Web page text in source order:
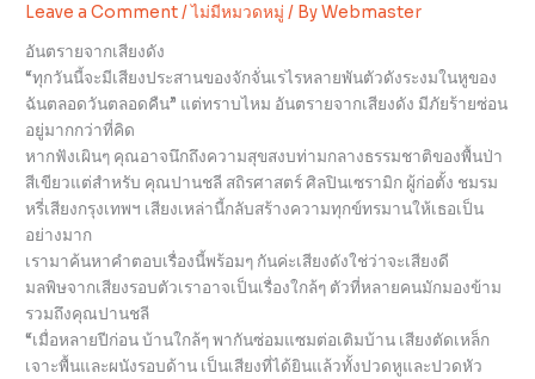
Leave a Comment/ไม่มีหมวดหมู่ / ByWebmaster
อันตรายจากเสียงดัง
“ทุกวันนี้จะมีเสียงประสานของจักจั่นเรไรหลายพันตัวดังระงมในหูของ
ฉันตลอดวันตลอดคืน” แต่ทราบไหม อันตรายจากเสียงดัง มีภัยร้ายซ่อน
อยู่มากกว่าที่คิด
หากฟังเผินๆ คุณอาจนึกถึงความสุขสงบท่ามกลางธรรมชาติของพื้นป่า
สีเขียวแต่สำหรับ คุณปานชลี สถิรศาสตร์ ศิลปินเซรามิก ผู้ก่อตั้ง ชมรม
หรี่เสียงกรุงเทพฯ เสียงเหล่านี้กลับสร้างความทุกข์ทรมานให้เธอเป็น
อย่างมาก
เรามาค้นหาคำตอบเรื่องนี้พร้อมๆ กันค่ะเสียงดังใช่ว่าจะเสียงดี
มลพิษจากเสียงรอบตัวเราอาจเป็นเรื่องใกล้ๆ ตัวที่หลายคนมักมองข้าม
รวมถึงคุณปานชลี
“เมื่อหลายปีก่อน บ้านใกล้ๆ พากันซ่อมแซมต่อเติมบ้าน เสียงตัดเหล็ก
เจาะพื้นและผนังรอบด้าน เป็นเสียงที่ได้ยินแล้วทั้งปวดหูและปวดหัว